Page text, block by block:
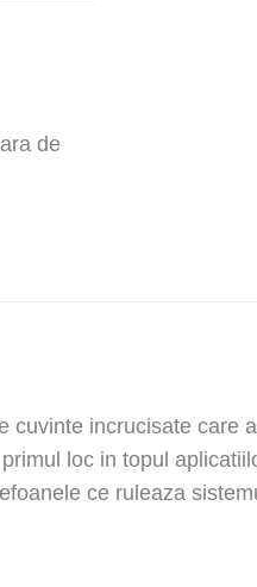
de
cuvinte incrucisate care
loc in topul
ce ruleaza